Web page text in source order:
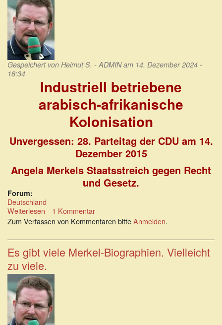
Gespeichert von Helmut S. - ADMINam 14. Dezember 2024 -
18:34
Industriell betriebene
arabisch-afrikanische
Kolonisation
Unvergessen: 28. Parteitag der CDU am 14.
Dezember 2015
Angela Merkels Staatsstreich gegen Recht
und Gesetz.
Forum:
Deutschland
Weiterlesen über
Industriell
arabisch-
afrikanische
Kolonisation
1 Kommentar
Zum Verfassen von Kommentaren bitteAnmelden.
Es gibt viele Merkel-Biographien. Vielleicht
zu viele.